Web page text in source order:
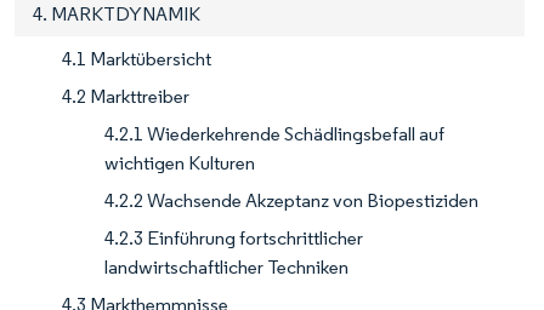
4. MARKTDYNAMIK
4.1 Marktübersicht
4.2 Markttreiber
4.2.1 Wiederkehrende Schädlingsbefall auf
wichtigen Kulturen
4.2.2 Wachsende Akzeptanz von Biopestiziden
4.2.3 Einführung fortschrittlicher
landwirtschaftlicher Techniken
4.3 Markthemmnisse